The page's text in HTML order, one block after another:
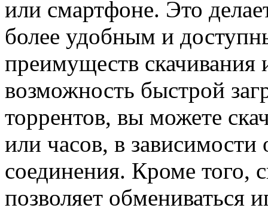
или смартфоне. Это
более удобным и
преимуществ скачивания
возможность быстрой
торрентов, вы можете
или часов, в зависимости
соединения. Кроме того,
позволяет обмениваться